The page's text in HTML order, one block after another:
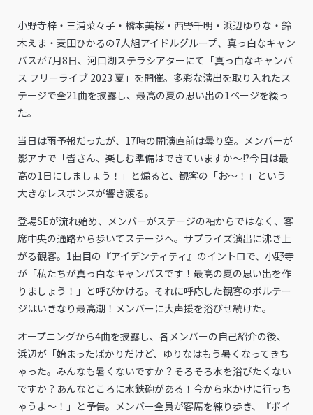
小野寺梓・三浦菜々子・橋本美桜・西野千明・浜辺ゆりな・鈴
木えま・麦田ひかるの7人組アイドルグループ、真っ白なキャン
バスが7月8日、河口湖ステラシアターにて「真っ白なキャンバ
ス フリーライブ 2023 夏」を開催。多彩な演出を取り入れたス
テージで全21曲を披露し、最高の夏の思い出の1ページを綴っ
た。
当日は雨予報だったが、17時の開演直前は曇り空。メンバーが
影アナで「皆さん、楽しむ準備はできていますか～!?今日は最
高の1日にしましょう！」と煽ると、観客の「お～！」という
大きなレスポンスが響き渡る。
登場SEが流れ始め、メンバーがステージの袖からではなく、客
席中央の通路から歩いてステージへ。サプライズ演出に沸き上
がる観客。1曲目の『アイデンティティ』のイントロで、小野寺
が「私たちが真っ白なキャンバスです！最高の夏の思い出を作
りましょう！」と呼びかける。それに呼応した観客のボルテー
ジはいきなり最高潮！メンバーに大声援を浴びせ続けた。
オープニングから4曲を披露し、各メンバーの自己紹介の後、
浜辺が「始まったばかりだけど、ゆりなはもう暑くなってきち
ゃった。みんなも暑くないですか？そろそろ水を浴びたくない
ですか？あんなところに水鉄砲がある！今から水かけに行っち
ゃうよ～！」と予告。メンバー全員が客席を練り歩き、『ポイ